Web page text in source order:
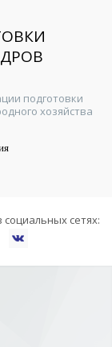
подготовки
хозяйства
сетях: